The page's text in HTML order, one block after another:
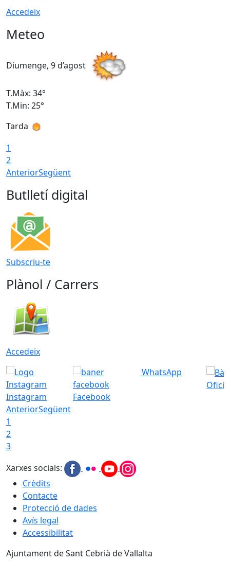
Accedeix
Meteo
Diumenge, 9 d’agost
T.Màx: 34°
T.Min: 25°
Tarda
1
2
AnteriorSegüent
Butlletí digital
Subscriu-te
Plànol / Carrers
Accedeix
Instagram Facebook
WhatsApp
AnteriorSegüent
1
2
3
Xarxes socials:
Crèdits
Contacte
Protecció de dades
Avís legal
Accessibilitat
Ajuntament de Sant Cebrià de Vallalta